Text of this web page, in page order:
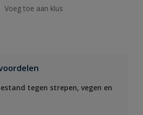
Voeg toe aan klus
tegen strepen, vegen en